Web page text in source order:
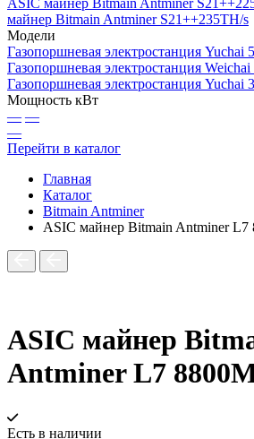
майнер Bitmain Antminer S21++235TH/s
Модели
Газопоршневая электростанция Yuchai
Газопоршневая электростанция
Газопоршневая электростанция Yuchai
Мощность кВт
— —
—
Перейти в каталог
Главная
Каталог
Bitmain Antminer
ASIC майнер Bitmain Antminer
ASIC майнер
Antminer L7
Есть в наличии